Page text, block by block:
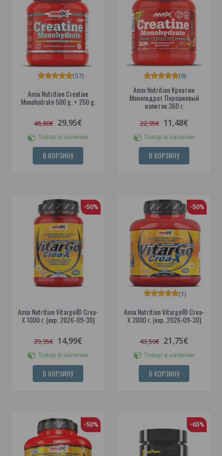
Amix Nutrition Creatine
Monohydrate 500 g. + 250 g.
(57)
48,80€ 29,95€
Товар в наличии
В КОРЗИНУ
Amix Nutrition Креатин
Моногидрат Порошковый
напиток 360 г.
(6)
22,95€ 11,48€
Товар в наличии
В КОРЗИНУ
-50%
Amix Nutrition Vitargo® Crea-
X 1000 г. (exp. 2026-09-30)
29,95€ 14,99€
Товар в наличии
В КОРЗИНУ
-50%
Amix Nutrition Vitargo® Crea-
X 2000 г. (exp. 2026-09-30)
(1)
43,50€ 21,75€
Товар в наличии
В КОРЗИНУ
-50% -65%